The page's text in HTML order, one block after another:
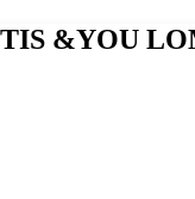
&YOU